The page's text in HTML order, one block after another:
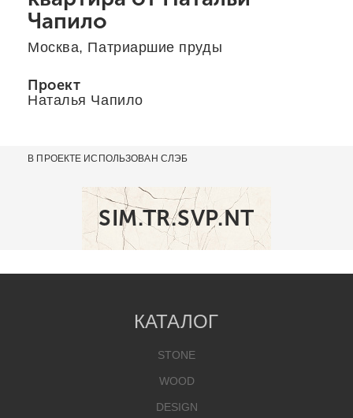
Чапило
Москва, Патриаршие пруды
Проект
Наталья Чапило
В ПРОЕКТЕ ИСПОЛЬЗОВАН СЛЭБ
SIM.TR.SVP.NT
КАТАЛОГ
STONE
WOOD
DESIGN